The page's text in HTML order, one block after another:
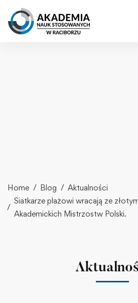
Home Blog
Aktualności
Siatkarze plażowi wracają ze
Akademickich Mistrzostw Polski.